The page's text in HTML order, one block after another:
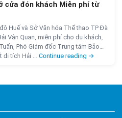
cửa đón khách Miễn phí từ
Huế và Sở Văn hóa Thể thao TP Đà
Vân Quan, miễn phí cho du khách,
Phó Giám đốc Trung tâm Bảo
di tích Hải … Continue reading Di tích Hải
→